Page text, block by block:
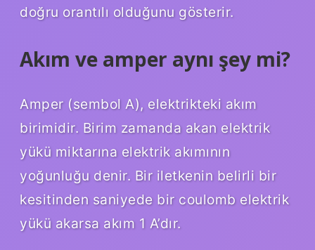
doğru orantılı olduğunu gösterir.
Akım ve amper aynı şey mi?
Amper (sembol A), elektrikteki akım
birimidir. Birim zamanda akan elektrik
yükü miktarına elektrik akımının
yoğunluğu denir. Bir iletkenin belirli bir
kesitinden saniyede bir coulomb elektrik
yükü akarsa akım 1 A’dır.